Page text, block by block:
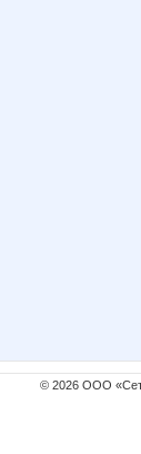
© 2026 ООО